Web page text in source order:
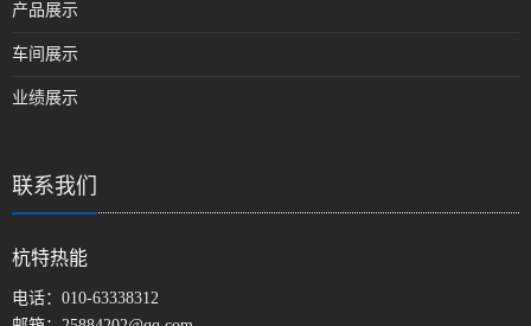
产品展示
车间展示
业绩展示
联系我们
杭特热能
电话： 010-63338312